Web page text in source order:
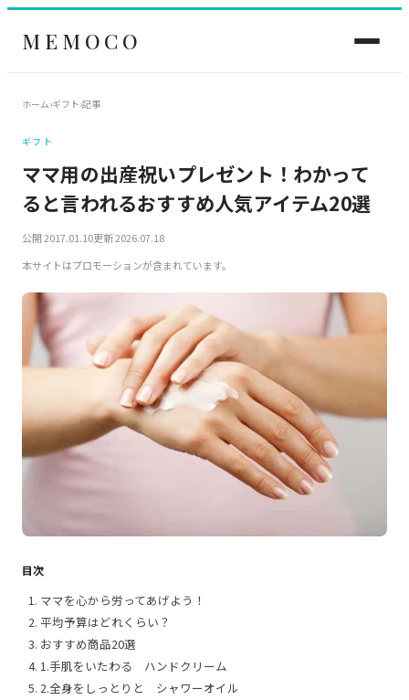
MEMOCO
ホーム›ギフト›記事
ギフト
ママ用の出産祝いプレゼント！わかって
ると言われるおすすめ人気アイテム20選
公開 2017.01.10更新 2026.07.18
本サイトはプロモーションが含まれています。
目次
ママを心から労ってあげよう！
平均予算はどれくらい？
おすすめ商品20選
1.手肌をいたわる ハンドクリーム
2.全身をしっとりと シャワーオイル